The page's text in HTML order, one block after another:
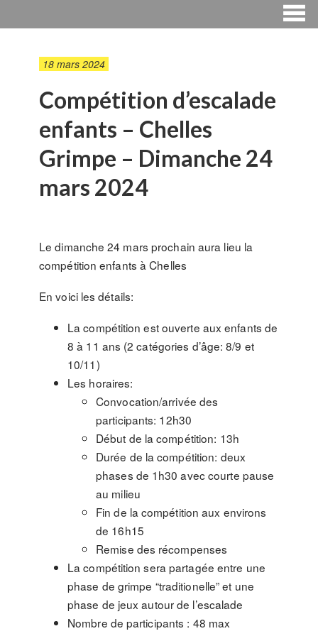
18 mars 2024
Compétition d’escalade
enfants – Chelles
Grimpe – Dimanche 24
mars 2024
Le dimanche 24 mars prochain aura lieu la
compétition enfants à Chelles
En voici les détails:
La compétition est ouverte aux enfants de
8 à 11 ans (2 catégories d’âge: 8/9 et
10/11)
Les horaires:
Convocation/arrivée des
participants: 12h30
Début de la compétition: 13h
Durée de la compétition: deux
phases de 1h30 avec courte pause
au milieu
Fin de la compétition aux environs
de 16h15
Remise des récompenses
La compétition sera partagée entre une
phase de grimpe “traditionelle” et une
phase de jeux autour de l’escalade
Nombre de participants : 48 max